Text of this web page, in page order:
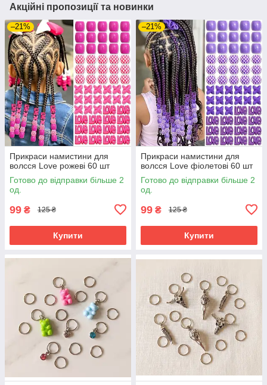
Акційні пропозиції та новинки
–21%
Прикраси намистини для
волсся Love рожеві 60 шт
Готово до відправки більше 2
од.
99 ₴ 125 ₴
Купити
–21%
Прикраси намистини для
волсся Love фіолетові 60 шт
Готово до відправки більше 2
од.
99 ₴ 125 ₴
Купити